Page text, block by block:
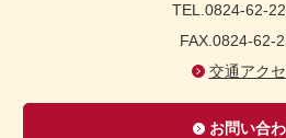
TEL.0824-62-
FAX.0824-62-
交通アク
お問い合